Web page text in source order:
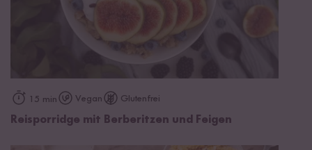
15 min Vegan Glutenfrei
Reisporridge mit Berberitzen und Feigen